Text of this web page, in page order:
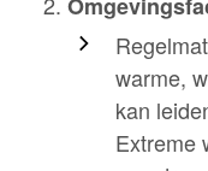
warme,
kan
Extreme